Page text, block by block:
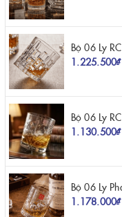
1.225.500₫
1.130.500₫
1.178.000₫